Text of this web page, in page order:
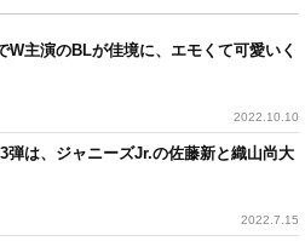
W主演のBLが佳境に、エモくて可愛いく
2022.10.10
弾は、ジャニーズJr.の佐藤新と織山尚大
2022.7.15